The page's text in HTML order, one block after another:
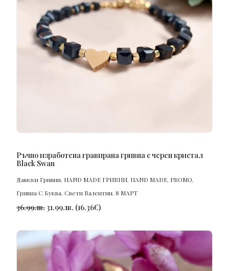
ПОРЪЧАЙ
Ръчно изработена гравирана гривна с черен кристал
Black Swan
Дамски Гривни, HAND MADE ГРИВНИ, HAND MADE, PROMO,
Гривна С Буква, Свети Валентин, 8 МАРТ
36.99лв. 31.99лв. (16.36€)